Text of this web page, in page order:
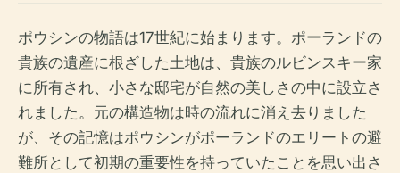
ポウシンの物語は17世紀に始まります。ポーランドの
貴族の遺産に根ざした土地は、貴族のルビンスキー家
に所有され、小さな邸宅が自然の美しさの中に設立さ
れました。元の構造物は時の流れに消え去りました
が、その記憶はポウシンがポーランドのエリートの避
難所として初期の重要性を持っていたことを思い出さ